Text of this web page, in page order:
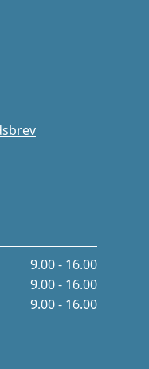
9.00 - 16.00
9.00 - 16.00
9.00 - 16.00